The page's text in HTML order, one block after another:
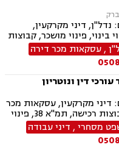
דיני מקרקעין,
בינוי, פינוי מושכר, קבוצות
38, תכנון ובניה, מגרשים חקלאיים,
ובוררים.
,עסקאות מכר דירה
דין ונוטריון
מקרקעין, עסקאות מכר
דירה, אזרחי מסחרי, קבוצות רכישה, תמ"א 38, פינוי
מיסוי נדל"ן, ליטיגציה,
דיירות מוגנת , דיני
זכויות נשים
מסחרי, דיני עבודה